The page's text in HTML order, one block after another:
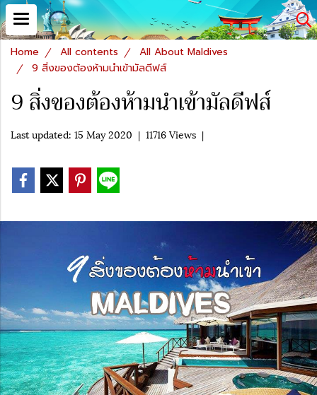
Home All contents
All About Maldives
9 สิ่งของต้องห้ามนำเข้ามัลดีฟส์
9 สิ่งของต้องห้ามนำเข้ามัลดีฟส์
Last updated: 15 May 2020 | 11716 Views |